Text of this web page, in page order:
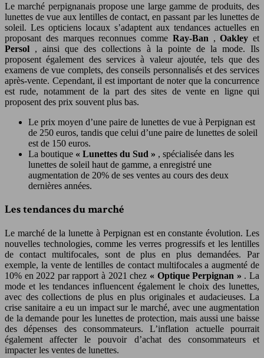
Le marché perpignanais propose une large gamme de produits, des
lunettes de vue aux lentilles de contact, en passant par les lunettes de
soleil. Les opticiens locaux s’adaptent aux tendances actuelles en
proposant des marques reconnues comme Ray-Ban ,Oakley et
Persol , ainsi que des collections à la pointe de la mode. Ils
proposent également des services à valeur ajoutée, tels que des
examens de vue complets, des conseils personnalisés et des services
après-vente. Cependant, il est important de noter que la concurrence
est rude, notamment de la part des sites de vente en ligne qui
proposent des prix souvent plus bas.
Le prix moyen d’une paire de lunettes de vue à Perpignan est
de 250 euros, tandis que celui d’une paire de lunettes de soleil
est de 150 euros.
La boutique « Lunettes du Sud » , spécialisée dans les
lunettes de soleil haut de gamme, a enregistré une
augmentation de 20% de ses ventes au cours des deux
dernières années.
Les tendances du marché
Le marché de la lunette à Perpignan est en constante évolution. Les
nouvelles technologies, comme les verres progressifs et les lentilles
de contact multifocales, sont de plus en plus demandées. Par
exemple, la vente de lentilles de contact multifocales a augmenté de
10% en 2022 par rapport à 2021 chez « Optique Perpignan » . La
mode et les tendances influencent également le choix des lunettes,
avec des collections de plus en plus originales et audacieuses. La
crise sanitaire a eu un impact sur le marché, avec une augmentation
de la demande pour les lunettes de protection, mais aussi une baisse
des dépenses des consommateurs. L’inflation actuelle pourrait
également affecter le pouvoir d’achat des consommateurs et
impacter les ventes de lunettes.